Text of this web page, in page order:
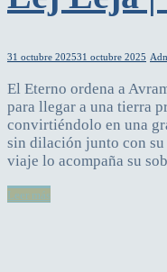
31 octubre 202531 octubre 2025
El Eterno ordena a
para llegar a una tierra
convirtiéndolo en una
sin dilación junto con su
viaje lo acompaña su
Leer más